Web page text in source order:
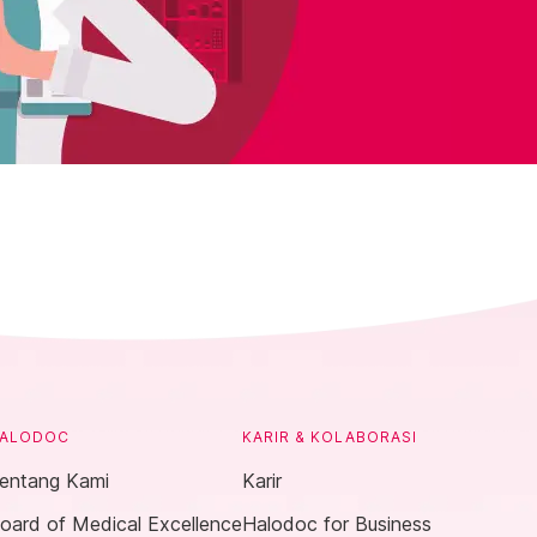
Kami
of Medical Excellence
KARIR & KOLABORASI
Karir
Halodoc for Business